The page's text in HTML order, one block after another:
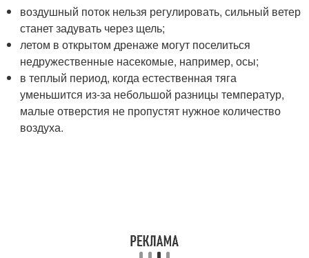
воздушный поток нельзя регулировать, сильный ветер
станет задувать через щель;
летом в открытом дренаже могут поселиться
недружественные насекомые, например, осы;
в теплый период, когда естественная тяга
уменьшится из-за небольшой разницы температур,
малые отверстия не пропустят нужное количество
воздуха.